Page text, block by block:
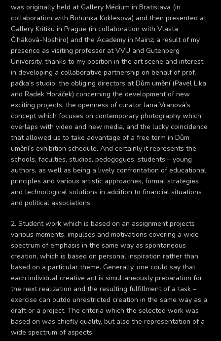
was originally held at Gallery Médium in Bratislava (in
collaboration with Bohunka Koklesova) and then presented at
Gallery Kritiku in Prague (in collaboration with Vlasta
Čiháková-Noshiro) and the Academy in Mainz; a result of my
presence as visiting professor at VVU and Gutenberg
University, thanks to my position in the art scene and interest
in developing a collaborative partnership on behalf of prof.
pačka’s studio, the obliging directors at Dům umění (Pavel Lika
and Radek Horáček) concerning the development of new
exciting projects, the openness of curator Jana Vranová’s
concept which focuses on contemporary photography which
overlaps with video and new media, and the lucky coincidence
that allowed us to take advantage of a free term in Dům
umění’s exhibition schedule. And certainly it represents the
schools, faculties, studios, pedogogues, students – young
authors, as well as being a lively confrontation of educational
principles and various artistic approaches, formal strategies
and technological solutions in addition to financial situations
and political associations.
2. Student work which is based on an assignment projects
various moments, impulses and motivations covering a wide
spectrum of emphasis in the same way as spontaneous
creation, which is based on personal inspiration rather than
based on a particular theme. Generally, one could say that
each individual creative act is simultaneously preparation for
the next realization and the resulting fulfillment of a task –
exercise can outdo unrestricted creation in the same way as a
draft or a project. The criteria which the selected work was
based on was chiefly quality, but also the representation of a
wide spectrum of aspects.